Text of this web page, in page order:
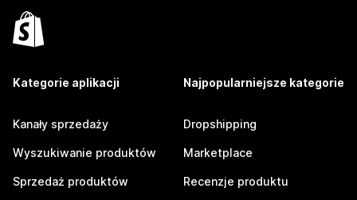
Kategorie aplikacji
Kanały sprzedaży
Wyszukiwanie produktów
Sprzedaż produktów
Najpopularniejsze kategorie
Dropshipping
Marketplace
Recenzje produktu